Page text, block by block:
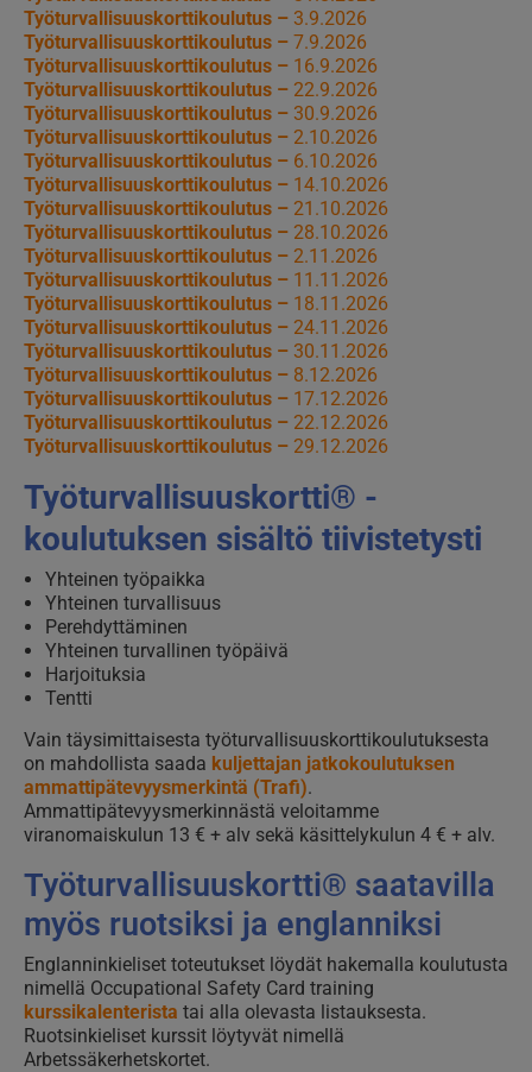
Työturvallisuuskorttikoulutus – 3.9.2026
Työturvallisuuskorttikoulutus – 7.9.2026
Työturvallisuuskorttikoulutus – 16.9.2026
Työturvallisuuskorttikoulutus – 22.9.2026
Työturvallisuuskorttikoulutus – 30.9.2026
Työturvallisuuskorttikoulutus – 2.10.2026
Työturvallisuuskorttikoulutus – 6.10.2026
Työturvallisuuskorttikoulutus – 14.10.2026
Työturvallisuuskorttikoulutus – 21.10.2026
Työturvallisuuskorttikoulutus – 28.10.2026
Työturvallisuuskorttikoulutus – 2.11.2026
Työturvallisuuskorttikoulutus – 11.11.2026
Työturvallisuuskorttikoulutus – 18.11.2026
Työturvallisuuskorttikoulutus – 24.11.2026
Työturvallisuuskorttikoulutus – 30.11.2026
Työturvallisuuskorttikoulutus – 8.12.2026
Työturvallisuuskorttikoulutus – 17.12.2026
Työturvallisuuskorttikoulutus – 22.12.2026
Työturvallisuuskorttikoulutus – 29.12.2026
Työturvallisuuskortti® -
koulutuksen sisältö tiivistetysti
Yhteinen työpaikka
Yhteinen turvallisuus
Perehdyttäminen
Yhteinen turvallinen työpäivä
Harjoituksia
Tentti
Vain täysimittaisesta työturvallisuuskorttikoulutuksesta
on mahdollista saada kuljettajan jatkokoulutuksen
ammattipätevyysmerkintä (Trafi).
Ammattipätevyysmerkinnästä veloitamme
viranomaiskulun 13 € + alv sekä käsittelykulun 4 € + alv.
Työturvallisuuskortti® saatavilla
myös ruotsiksi ja englanniksi
Englanninkieliset toteutukset löydät hakemalla koulutusta
nimellä Occupational Safety Card training
kurssikalenterista tai alla olevasta listauksesta.
Ruotsinkieliset kurssit löytyvät nimellä
Arbetssäkerhetskortet.